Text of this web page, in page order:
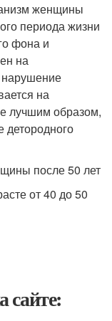
женщины
периода жизни
фона и
на
нарушение
на
лучшим образом,
детородного
после 50 лет
от 40 до 50
сайте: